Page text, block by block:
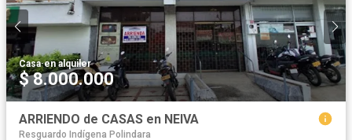
Casa·en alquiler
$ 8.000.000
ARRIENDO de CASAS en NEIVA
Resguardo Indígena Polindara